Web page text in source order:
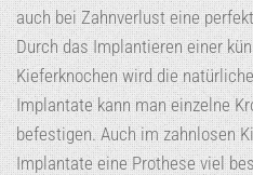
auch bei Zahnverlust eine
Durch das Implantieren einer
Kieferknochen wird die
Implantate kann man einzelne
befestigen. Auch im zahnlosen
Implantate eine Prothese viel